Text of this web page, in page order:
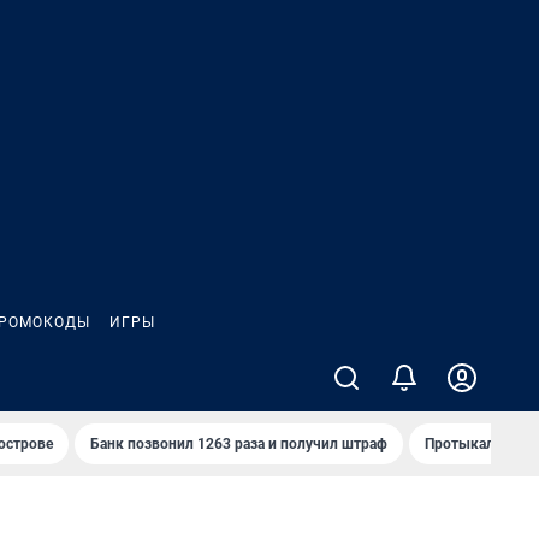
ИГРЫ
Банк позвонил 1263 раза и получил штраф Протыкал